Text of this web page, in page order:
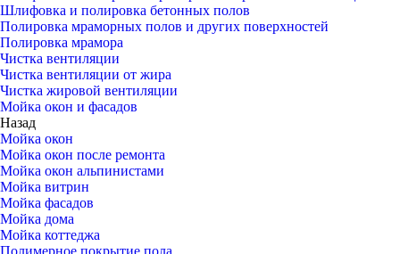
Шлифовка и полировка бетонных полов
Полировка мраморных полов и других поверхностей
Полировка мрамора
Чистка вентиляции
Чистка вентиляции от жира
Чистка жировой вентиляции
Мойка окон и фасадов
Назад
Мойка окон
Мойка окон после ремонта
Мойка окон альпинистами
Мойка витрин
Мойка фасадов
Мойка дома
Мойка коттеджа
Полимерное покрытие пола